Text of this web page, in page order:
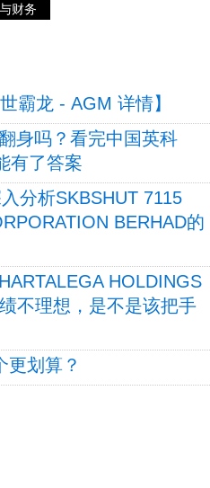
财务
霸龙 - AGM 详情】
身吗？看完中国英科
有了答案
分析SKBSHUT 7115
BERHAD的
HOLDINGS
不理想，是不是该把手
更划算？